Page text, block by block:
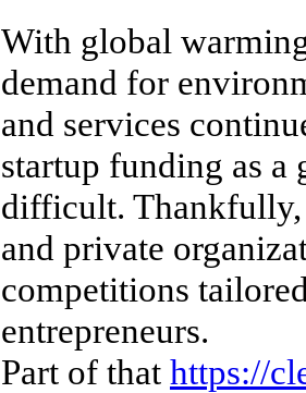
With global
demand for
and services
startup funding as a
difficult.
and private
competitions
entrepreneurs.
Part of that https://